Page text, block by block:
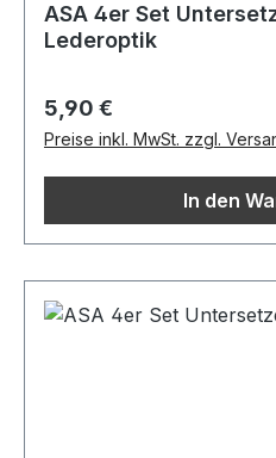
ASA 4er Set
Lederoptik
Regulärer Preis:
5,90 €
Preise inkl. MwSt. zzgl.
In den